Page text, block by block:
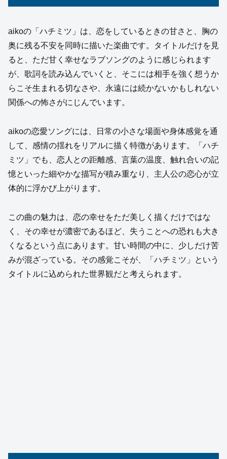
aikoの「ハチミツ」は、恋をしているときの甘さと、胸の
奥に残る不安を同時に描いた楽曲です。タイトルだけを見
ると、ただ甘く幸せなラブソングのように感じられます
が、歌詞を読み込んでいくと、そこには相手を強く想うか
らこそ生まれる切なさや、永遠には続かないかもしれない
関係への怖さがにじんでいます。
aikoの恋愛ソングには、日常の小さな場面や身体感覚を通
して、感情の揺れをリアルに描く特徴があります。「ハチ
ミツ」でも、恋人との距離感、言葉の温度、触れ合いの記
憶といった細やかな描写が積み重なり、主人公の恋心が立
体的に浮かび上がります。
この曲の魅力は、恋の幸せをただ美しく描くだけではな
く、その幸せが濃密であるほど、失うことへの恐れも大き
くなるという点にあります。甘い時間の中に、少しだけ苦
みが混ざっている。その感覚こそが、「ハチミツ」という
タイトルに込められた世界観だと考えられます。